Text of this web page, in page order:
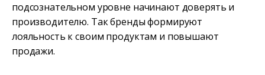
подсознательном уровне начинают доверять и
производителю. Так бренды формируют
лояльность к своим продуктам и повышают
продажи.